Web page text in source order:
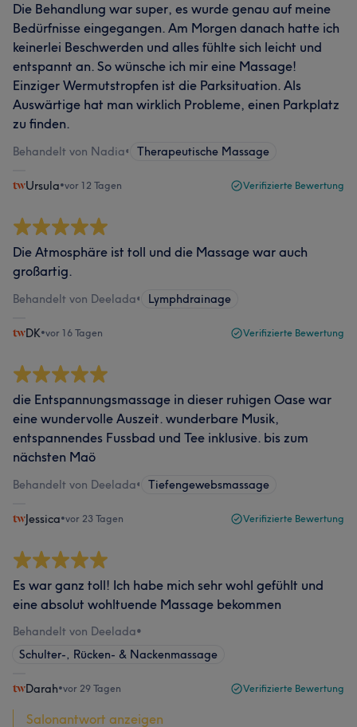
Die Behandlung war super, es wurde genau auf meine
Bedürfnisse eingegangen. Am Morgen danach hatte ich
keinerlei Beschwerden und alles fühlte sich leicht und
entspannt an. So wünsche ich mir eine Massage!
Einziger Wermutstropfen ist die Parksituation. Als
Auswärtige hat man wirklich Probleme, einen Parkplatz
zu finden.
Behandelt von Nadia• Therapeutische Massage
Ursula•vor 12 Tagen Verifizierte Bewertung
Die Atmosphäre ist toll und die Massage war auch
großartig.
Behandelt von Deelada• Lymphdrainage
DK•vor 16 Tagen Verifizierte Bewertung
die Entspannungsmassage in dieser ruhigen Oase war
eine wundervolle Auszeit. wunderbare Musik,
entspannendes Fussbad und Tee inklusive. bis zum
nächsten Maö
Behandelt von Deelada• Tiefengewebsmassage
Jessica•vor 23 Tagen Verifizierte Bewertung
Es war ganz toll! Ich habe mich sehr wohl gefühlt und
eine absolut wohltuende Massage bekommen
Behandelt von Deelada•
Schulter-, Rücken- & Nackenmassage
Darah•vor 29 Tagen Verifizierte Bewertung
Salonantwort anzeigen